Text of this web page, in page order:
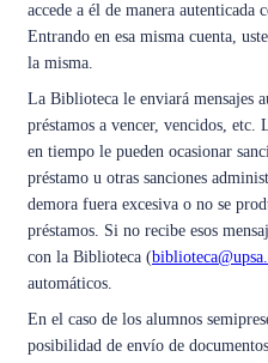
accede a él de manera autenticada
Entrando en esa misma cuenta,
la misma.
La Biblioteca le enviará mensajes
préstamos a vencer, vencidos, etc.
en tiempo le pueden ocasionar
préstamo u otras sanciones
demora fuera excesiva o no se
préstamos. Si no recibe esos
con la Biblioteca (
automáticos.
En el caso de los alumnos
posibilidad de envío de